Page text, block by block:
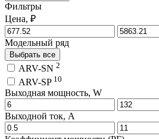
Фильтры
Цена, ₽
Модельный ряд
Выбрать все
ARV-SN 2
ARV-SP 10
Выходная мощность, W
Выходной ток, A